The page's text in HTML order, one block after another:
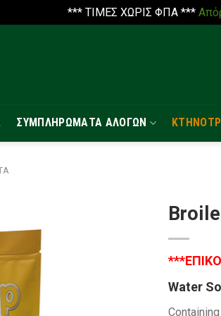
*** ΤΙΜΕΣ ΧΩΡΙΣ ΦΠΑ ***
ΣΥΜΠΛΗΡΏΜΑΤΑ ΑΛΌΓΩΝ
Water